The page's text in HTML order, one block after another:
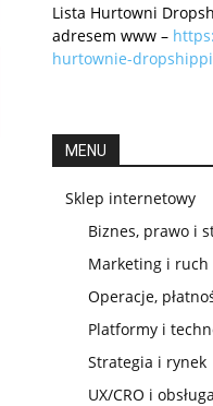
Lista Hurtowni
adresem www –
hurtownie-
MENU
Sklep internetowy
Biznes, prawo i
Marketing i ruch
Operacje,
Platformy i
Strategia i rynek
UX/CRO i obsługa